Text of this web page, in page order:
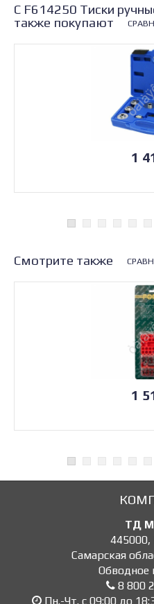
С F614250 Тиски
также покупают
1
Смотрите также
1
ТД
445000,
Самарская
Обводное
8 800
Пн.-Чт. с 09:00 до